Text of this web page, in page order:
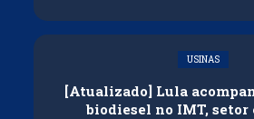
USINAS
[Atualizado] Lula
biodiesel no IMT, setor